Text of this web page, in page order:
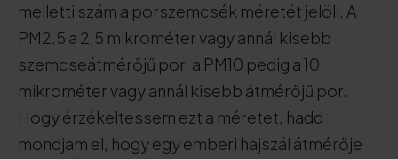
melletti szám a porszemcsék méretét jelöli. A
PM2.5 a 2,5 mikrométer vagy annál kisebb
szemcseátmérőjű por, a PM10 pedig a 10
mikrométer vagy annál kisebb átmérőjű por.
Hogy érzékeltessem ezt a méretet, hadd
mondjam el, hogy egy emberi hajszál átmérője